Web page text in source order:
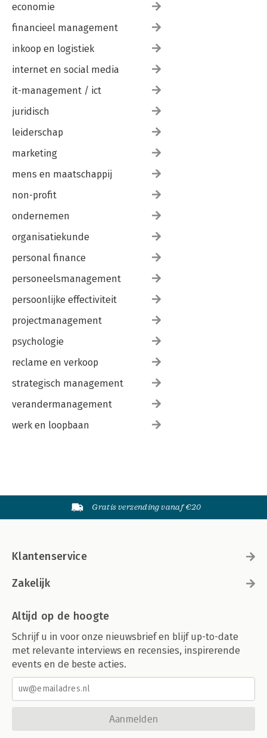
economie
financieel management
inkoop en logistiek
internet en social media
it-management / ict
juridisch
leiderschap
marketing
mens en maatschappij
non-profit
ondernemen
organisatiekunde
personal finance
personeelsmanagement
persoonlijke effectiviteit
projectmanagement
psychologie
reclame en verkoop
strategisch management
verandermanagement
werk en loopbaan
Gratis verzending vanaf €20
Klantenservice
Zakelijk
Altijd op de hoogte
Schrijf u in voor onze nieuwsbrief en blijf up-to-date
met relevante interviews en recensies, inspirerende
events en de beste acties.
Aanmelden